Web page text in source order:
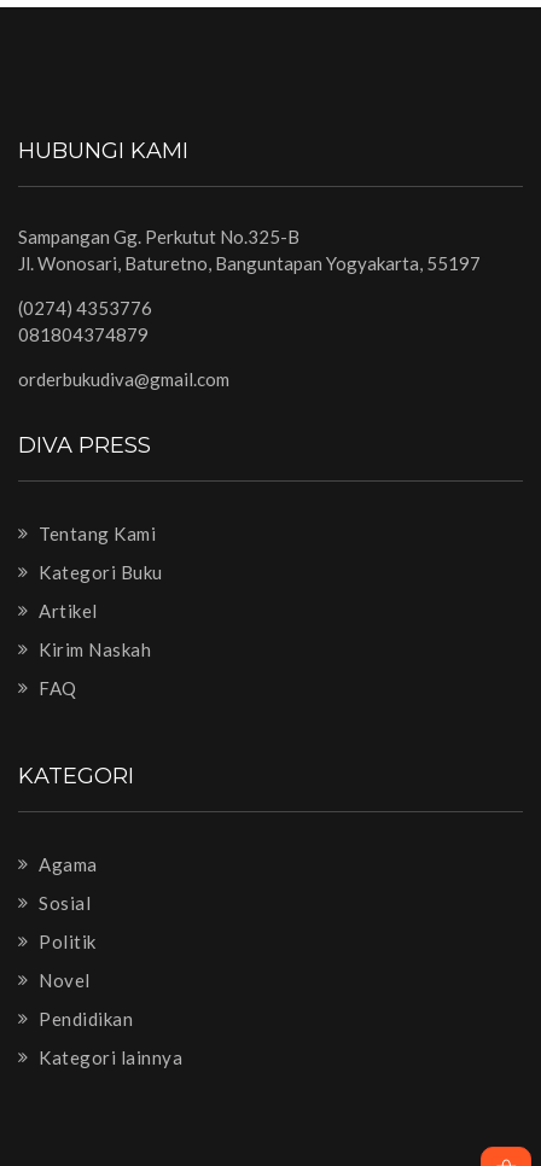
HUBUNGI KAMI
Sampangan Gg. Perkutut No.325-B
Jl. Wonosari, Baturetno, Banguntapan Yogyakarta, 55197
(0274) 4353776
081804374879
orderbukudiva@gmail.com
DIVA PRESS
Tentang Kami
Kategori Buku
Artikel
Kirim Naskah
FAQ
KATEGORI
Agama
Sosial
Politik
Novel
Pendidikan
Kategori lainnya